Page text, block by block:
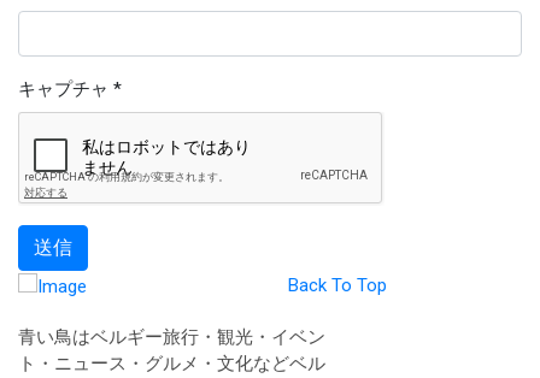
キャプチャ *
送信
Back To Top
青い鳥はベルギー旅行・観光・イベン
ト・ニュース・グルメ・文化などベル